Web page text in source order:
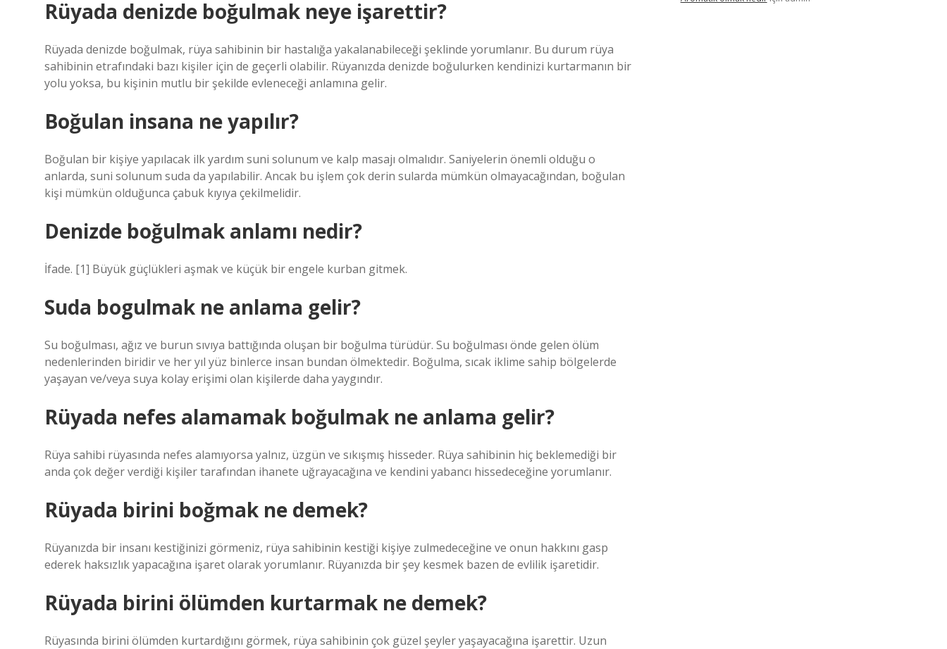
Rüyada denizde boğulmak neye işarettir?
Rüyada denizde boğulmak, rüya sahibinin bir hastalığa yakalanabileceği şeklinde yorumlanır. Bu durum rüya
sahibinin etrafındaki bazı kişiler için de geçerli olabilir. Rüyanızda denizde boğulurken kendinizi kurtarmanın bir
yolu yoksa, bu kişinin mutlu bir şekilde evleneceği anlamına gelir.
Boğulan insana ne yapılır?
Boğulan bir kişiye yapılacak ilk yardım suni solunum ve kalp masajı olmalıdır. Saniyelerin önemli olduğu o
anlarda, suni solunum suda da yapılabilir. Ancak bu işlem çok derin sularda mümkün olmayacağından, boğulan
kişi mümkün olduğunca çabuk kıyıya çekilmelidir.
Denizde boğulmak anlamı nedir?
İfade. [1] Büyük güçlükleri aşmak ve küçük bir engele kurban gitmek.
Suda bogulmak ne anlama gelir?
Su boğulması, ağız ve burun sıvıya battığında oluşan bir boğulma türüdür. Su boğulması önde gelen ölüm
nedenlerinden biridir ve her yıl yüz binlerce insan bundan ölmektedir. Boğulma, sıcak iklime sahip bölgelerde
yaşayan ve/veya suya kolay erişimi olan kişilerde daha yaygındır.
Rüyada nefes alamamak boğulmak ne anlama gelir?
Rüya sahibi rüyasında nefes alamıyorsa yalnız, üzgün ve sıkışmış hisseder. Rüya sahibinin hiç beklemediği bir
anda çok değer verdiği kişiler tarafından ihanete uğrayacağına ve kendini yabancı hissedeceğine yorumlanır.
Rüyada birini boğmak ne demek?
Rüyanızda bir insanı kestiğinizi görmeniz, rüya sahibinin kestiği kişiye zulmedeceğine ve onun hakkını gasp
ederek haksızlık yapacağına işaret olarak yorumlanır. Rüyanızda bir şey kesmek bazen de evlilik işaretidir.
Rüyada birini ölümden kurtarmak ne demek?
Rüyasında birini ölümden kurtardığını görmek, rüya sahibinin çok güzel şeyler yaşayacağına işarettir. Uzun